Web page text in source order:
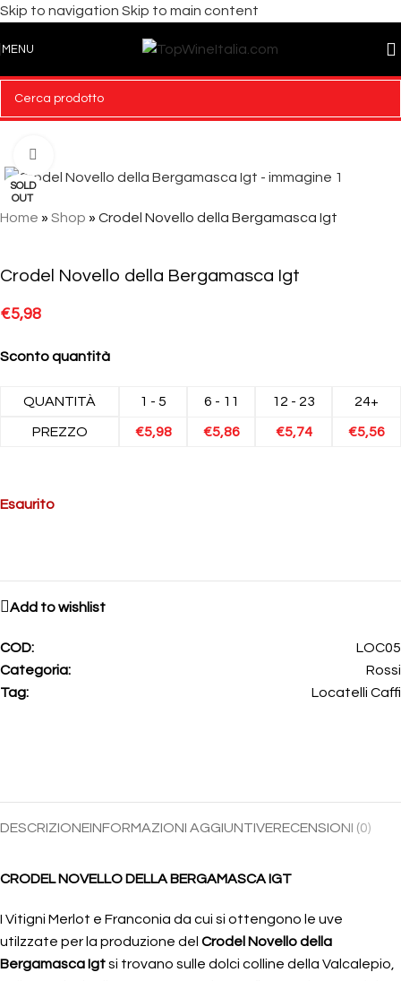
Skip to navigation Skip to main content
MENU
SOLD
OUT
Home » Shop » Crodel Novello della Bergamasca Igt
Crodel Novello della Bergamasca Igt
€5,98
Sconto quantità
QUANTITÀ 1 - 5 6 - 11 12 - 23 24+
PREZZO €5,98 €5,86 €5,74 €5,56
Esaurito
Add to wishlist
COD:
LOC05
Categoria:
Rossi
Tag:
Locatelli Caffi
DESCRIZIONEINFORMAZIONI AGGIUNTIVERECENSIONI (0)
CRODEL NOVELLO DELLA BERGAMASCA IGT
I Vitigni Merlot e Franconia da cui si ottengono le uve
utilzzate per la produzione del Crodel Novello della
Bergamasca Igtsi trovano sulle dolci colline della Valcalepio,